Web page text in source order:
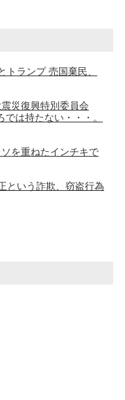
ランプ 売国棄民、
災復興特別委員会
では持たない・・・。
を重ねたインチキで
いう詐欺、窃盗行為